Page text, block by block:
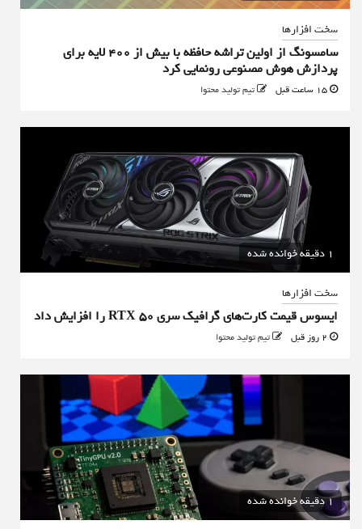
سخت افزارها
سامسونگ از اولین تراشه حافظه با بیش از ۴۰۰ لایه برای
پردازش هوش مصنوعی رونمایی کرد
تیم تولید محتوا
1 دقیقه خوانده شده
سخت افزارها
ایسوس قیمت کارت‌های گرافیک سری RTX 50 را افزایش داد
تیم تولید محتوا
1 دقیقه خوانده شده